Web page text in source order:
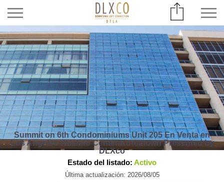
Summit on 6th Condominiums Unit 205 En Venta en
Los Angeles Wilshire Center/Koreatown Presented by
DLXco
Estado del listado: Activo
Última actualización: 2026/08/05